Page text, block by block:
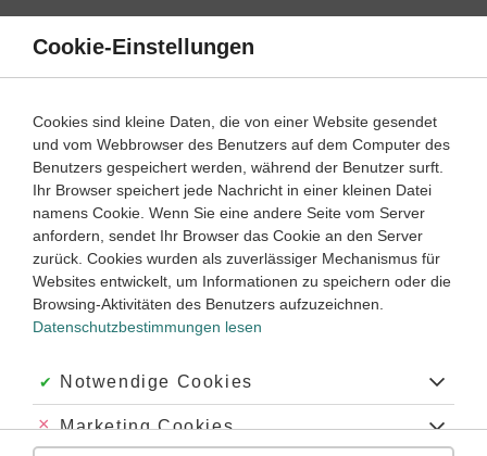
Direkt
Inhalt
Klassenarbeiten und Abiturprüfungen
Englisch
Grammatik
Adverbialsätze
Aussagesätze
Cookie-Einstellungen
Cookies sind kleine Daten, die von einer Website gesendet
und vom Webbrowser des Benutzers auf dem Computer des
Benutzers gespeichert werden, während der Benutzer surft.
Ihr Browser speichert jede Nachricht in einer kleinen Datei
namens Cookie. Wenn Sie eine andere Seite vom Server
anfordern, sendet Ihr Browser das Cookie an den Server
zurück. Cookies wurden als zuverlässiger Mechanismus für
Websites entwickelt, um Informationen zu speichern oder die
Browsing-Aktivitäten des Benutzers aufzuzeichnen.
Datenschutzbestimmungen lesen
Akzeptiert:
Notwendige Cookies
Abgelehnt:
Marketing Cookies